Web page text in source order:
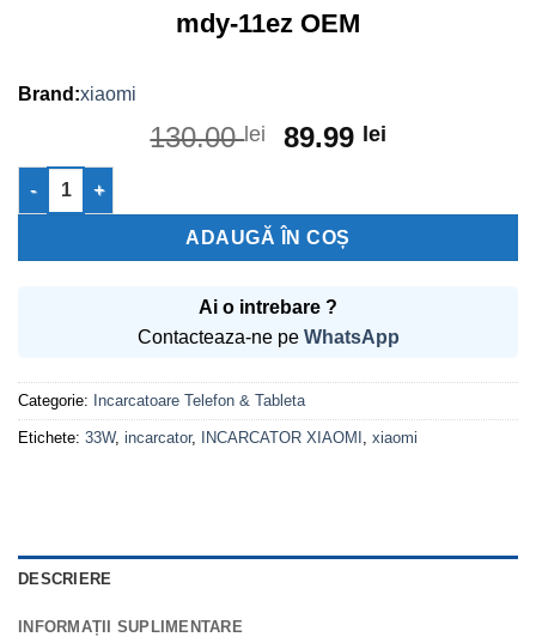
mdy-11ez OEM
xiaomi
130.00lei
Prețul
fost:
130.00 lei.
89.99 leiPrețul
89.99 lei.
Cantitate Incarcator Xiaomi USB A 33w Xiaomi mdy-11ez OEM
ADAUGĂ ÎN COȘ
Ai o intrebare ?
Contacteaza-ne pe WhatsApp
Categorie: Incarcatoare Telefon & Tableta
Etichete: 33W, incarcator, INCARCATOR XIAOMI xiaomi
DESCRIERE
INFORMAȚII SUPLIMENTARE